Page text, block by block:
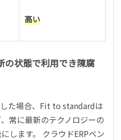
高い
の状態で利用でき陳腐
た場合、Fit to standardは
常に最新のテクノロジーの
します。 クラウドERPベン